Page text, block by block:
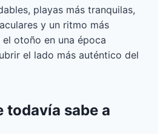
playas más tranquilas,
y un ritmo más
otoño en una época
el lado más auténtico del
todavía sabe a